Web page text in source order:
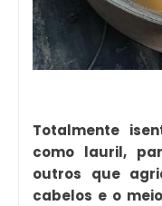
Totalmente
como lauril,
outros que
cabelos e o